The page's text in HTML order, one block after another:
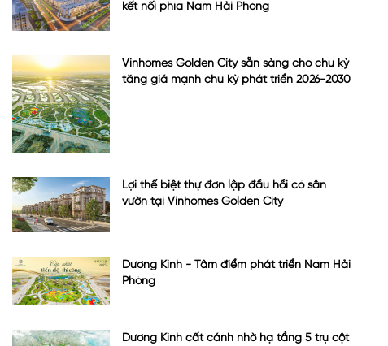
kết nối phía Nam Hải Phòng
Vinhomes Golden City sẵn sàng cho chu kỳ
tăng giá mạnh chu kỳ phát triển 2026-2030
Lợi thế biệt thự đơn lập đầu hồi có sân
vườn tại Vinhomes Golden City
Dương Kinh - Tâm điểm phát triển Nam Hải
Phòng
Dương Kinh cất cánh nhờ hạ tầng 5 trụ cột